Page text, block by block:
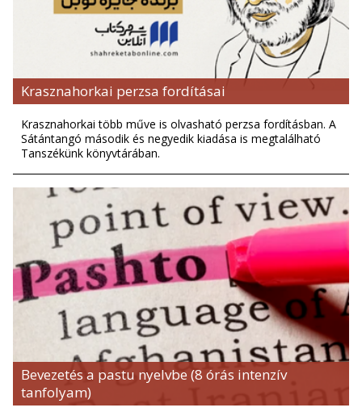
Krasznahorkai perzsa fordításai
Krasznahorkai több műve is olvasható perzsa fordításban. A
Sátántangó második és negyedik kiadása is megtalálható
Tanszékünk könyvtárában.
Bevezetés a pastu nyelvbe (8 órás intenzív
tanfolyam)